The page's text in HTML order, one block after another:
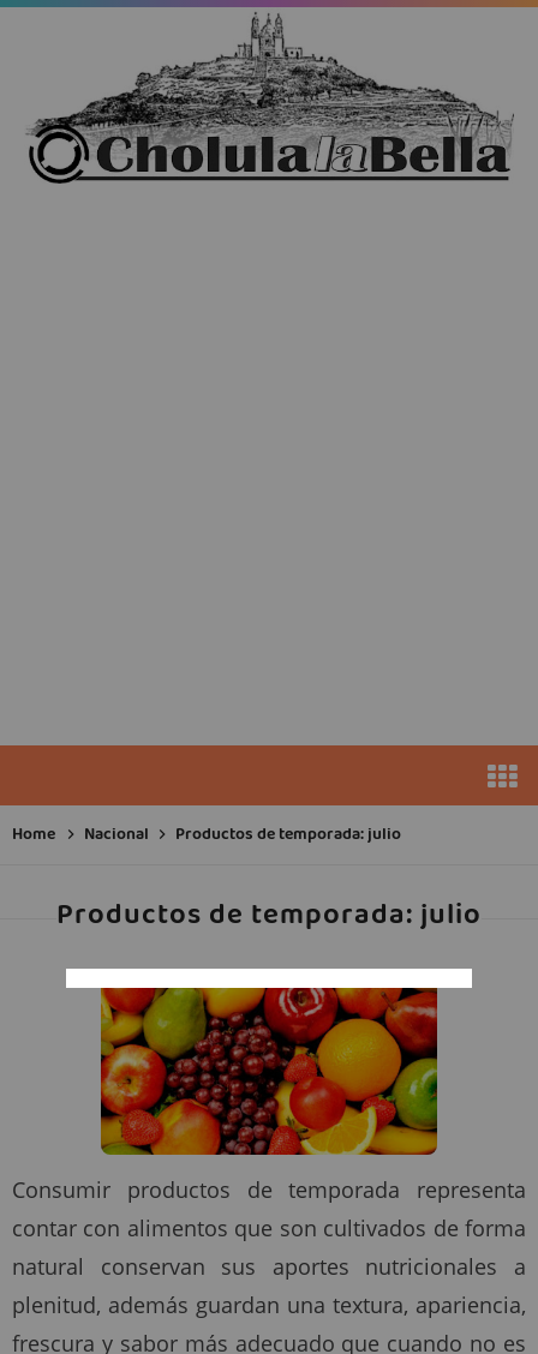
Home Nacional Productos de temporada: julio
Productos de temporada: julio
Consumir productos de temporada representa
contar con alimentos que son cultivados de forma
natural conservan sus aportes nutricionales a
plenitud, además guardan una textura, apariencia,
frescura y sabor más adecuado que cuando no es